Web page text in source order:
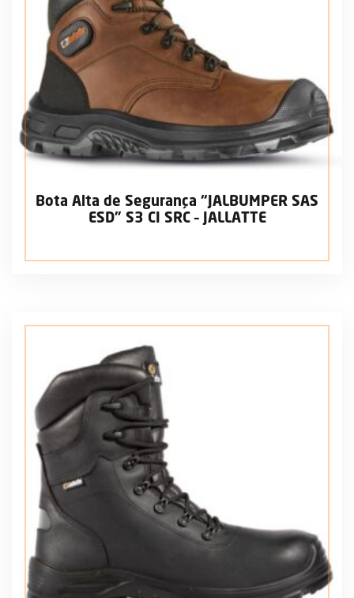
Bota Alta de Segurança “JALBUMPER SAS
ESD” S3 CI SRC – JALLATTE